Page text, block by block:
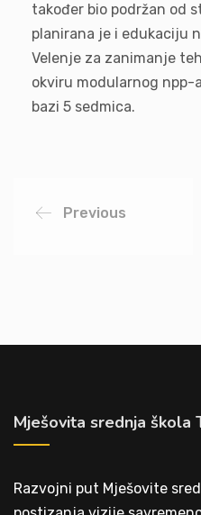
također bio podržan od
planirana je i edukaciju
Velenje za zanimanje
okviru modularnog npp-
bazi 5 sedmica.
Previous
Mješovita srednja škola
Razvojni put Mješovite